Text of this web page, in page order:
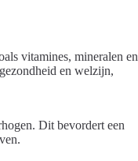
vitamines, mineralen en
en welzijn,
Dit bevordert een